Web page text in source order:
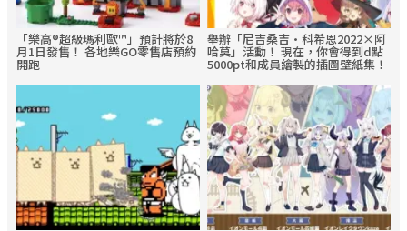
「樂高®超級瑪利歐™」預計將於8
月1日發售！ 各地樂GO零售店預約
開跑
舉辦「尼吉桑吉·科希恩2022×阿
哈莫」活動！ 現在，你會得到d點
5000pt和成員繪製的插圖壁紙集！